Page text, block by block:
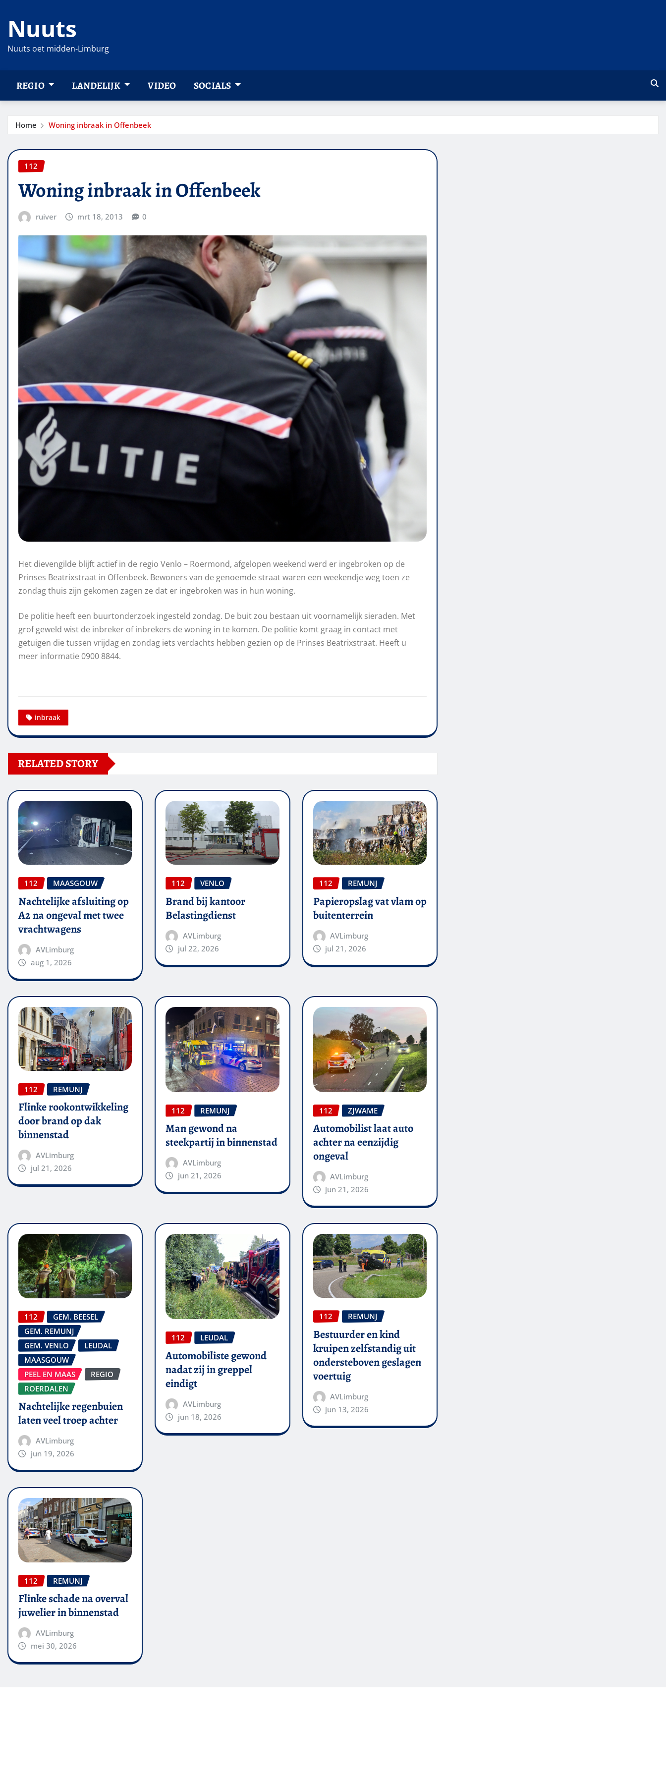
naar
inhoud
Nuuts
Nuuts oet midden-Limburg
REGIO LANDELIJK VIDEO SOCIALS
Home Woning inbraak in Offenbeek
112
Woning inbraak in Offenbeek
ruiver mrt 18, 2013 0
Het dievengilde blijft actief in de regio Venlo – Roermond, afgelopen weekend werd er ingebroken op de
Prinses Beatrixstraat in Offenbeek. Bewoners van de genoemde straat waren een weekendje weg toen ze
zondag thuis zijn gekomen zagen ze dat er ingebroken was in hun woning.
De politie heeft een buurtonderzoek ingesteld zondag. De buit zou bestaan uit voornamelijk sieraden. Met
grof geweld wist de inbreker of inbrekers de woning in te komen. De politie komt graag in contact met
getuigen die tussen vrijdag en zondag iets verdachts hebben gezien op de Prinses Beatrixstraat. Heeft u
meer informatie 0900 8844.
inbraak
RELATED STORY
112 MAASGOUW
Nachtelijke afsluiting op
A2 na ongeval met twee
vrachtwagens
AVLimburg
aug 1, 2026
112 VENLO
Brand bij kantoor
Belastingdienst
AVLimburg
jul 22, 2026
112 REMUNJ
Papieropslag vat vlam op
buitenterrein
AVLimburg
jul 21, 2026
112 REMUNJ
Flinke rookontwikkeling
door brand op dak
binnenstad
AVLimburg
jul 21, 2026
112 REMUNJ
Man gewond na
steekpartij in binnenstad
AVLimburg
jun 21, 2026
112 ZJWAME
Automobilist laat auto
achter na eenzijdig
ongeval
AVLimburg
jun 21, 2026
112
GEM. BEESEL
GEM. REMUNJ
GEM. VENLO
LEUDAL
MAASGOUW
PEEL EN MAAS
REGIO
ROERDALEN
Nachtelijke regenbuien
laten veel troep achter
AVLimburg
jun 19, 2026
112 LEUDAL
Automobiliste gewond
nadat zij in greppel
eindigt
AVLimburg
jun 18, 2026
112 REMUNJ
Bestuurder en kind
kruipen zelfstandig uit
ondersteboven geslagen
voertuig
AVLimburg
jun 13, 2026
112 REMUNJ
Flinke schade na overval
juwelier in binnenstad
AVLimburg
mei 30, 2026